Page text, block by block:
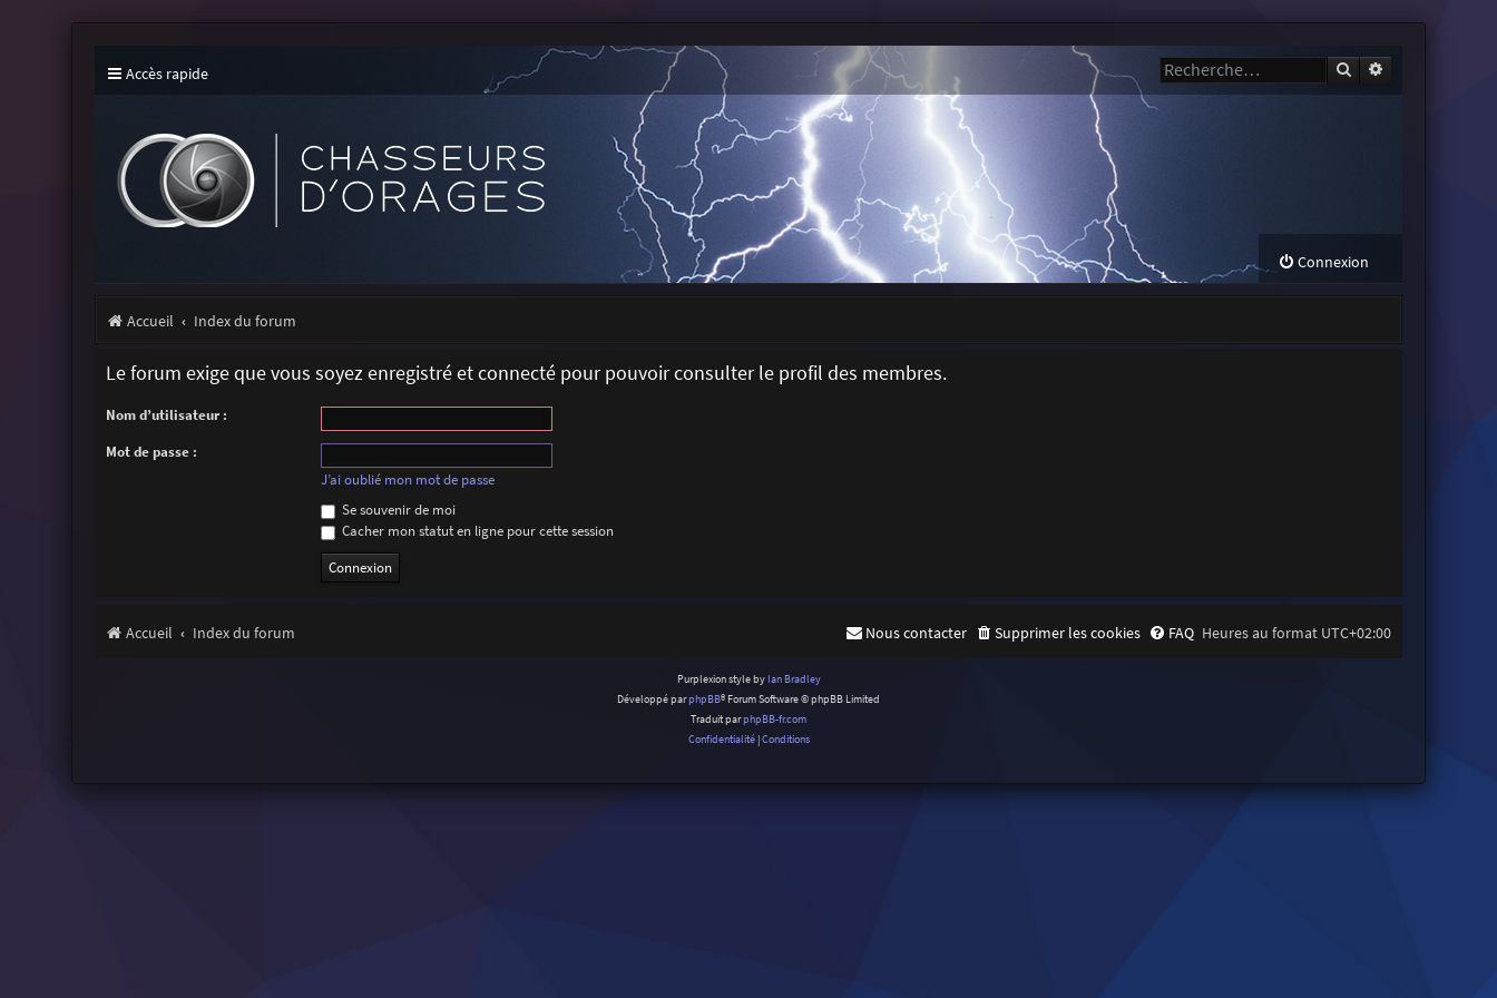
Accès rapide Rechercher
Connexion
Accueil Index du forum
Le forum exige que vous soyez enregistré et connecté pour pouvoir consulter le profil des membres.
Nom d’utilisateur :
Mot de passe :
J’ai oublié mon mot de passe
Se souvenir de moi
Cacher mon statut en ligne pour cette session
Accueil Index du forum Heures au format UTC+02:00
FAQ
Supprimer les cookies
Nous contacter
Purplexion style by Ian Bradley
Développé parphpBB® Forum Software © phpBB Limited
Traduit parphpBB-fr.com
Confidentialité|Conditions